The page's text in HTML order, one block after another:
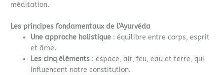
méditation.
Les principes fondamentaux de l’Ayurvéda
Une approche holistique : équilibre entre corps, esprit
et âme.
Les cinq éléments : espace, air, feu, eau et terre, qui
influencent notre constitution.